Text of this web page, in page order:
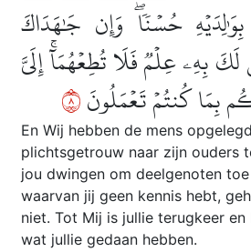
حُسۡنٗاۖ وَإِن جَٰهَدَاكَ
بِهِۦ عِلۡمٞ فَلَا تُطِعۡهُمَآۚ إِلَيَّ
بِمَا كُنتُمۡ تَعۡمَلُونَ٨
En Wij hebben de mens
plichtsgetrouw naar zijn ouders
jou dwingen om deelgenoten
waarvan jij geen kennis hebt,
niet. Tot Mij is jullie terugkeer
wat jullie gedaan hebben.